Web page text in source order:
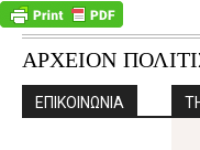
ΑΡΧΕΙΟΝ
ΕΠΙΚΟΙΝΩΝΙΑ